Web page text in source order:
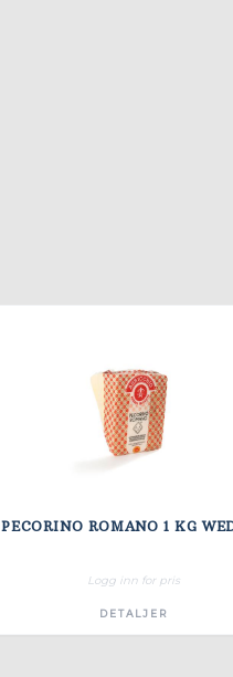
PECORINO ROMANO 1 KG
Logg inn for pris
DETALJER